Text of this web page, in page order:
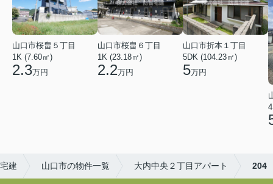
山口市桜畠５丁目
1K (7.60㎡)
2.3万円
山口市桜畠６丁目
1K (23.18㎡)
2.2万円
山口市折本１丁目
5DK (104.23㎡)
5万円
建 山口市の物件一覧 大内中央２丁目アパート 204